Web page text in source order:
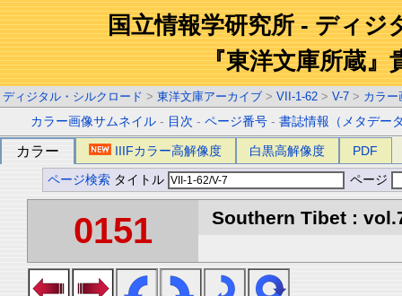
国立情報学研究所 - ディジ
『東洋文庫所蔵』
ディジタル・シルクロード > 東洋文庫アーカイブ > VII-1-62 > V-7 > カラー
カラー画像サムネイル - 目次 -ページ番号 -書誌情報（メタデー
カラー IIIFカラー高解像度 白黒高解像度 PDF
ページ検索 タイトル ページ
0151 Southern Tibet :